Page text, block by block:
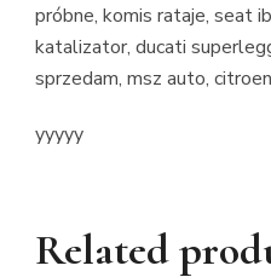
próbne, komis rataje, seat
katalizator, ducati
sprzedam, msz auto,
yyyyy
Related